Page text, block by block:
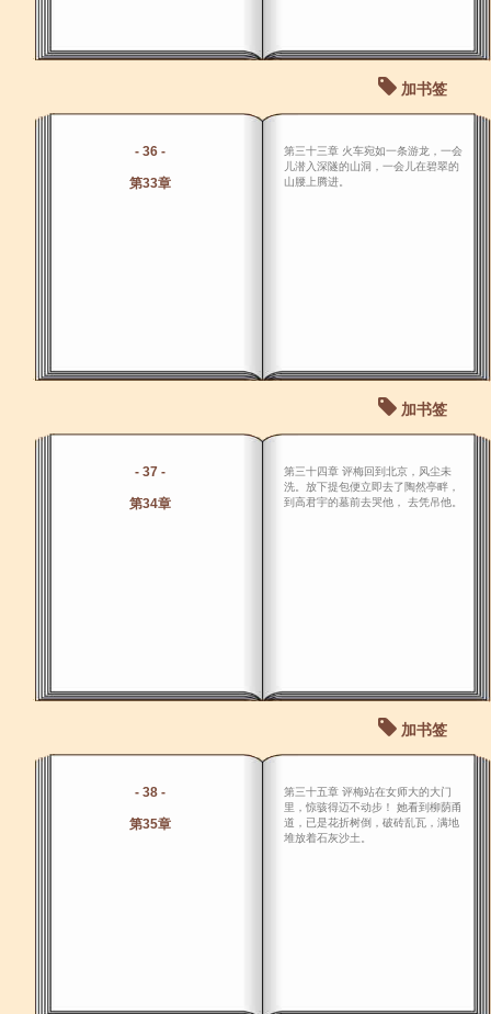
加书签
- 36 -
第33章
第三十三章 火车宛如一条游龙，一会
儿潜入深隧的山洞，一会儿在碧翠的
山腰上腾进。
加书签
- 37 -
第34章
第三十四章 评梅回到北京，风尘未
洗。放下提包便立即去了陶然亭畔，
到高君宇的墓前去哭他， 去凭吊他。
加书签
- 38 -
第35章
第三十五章 评梅站在女师大的大门
里，惊骇得迈不动步！ 她看到柳荫甬
道，已是花折树倒，破砖乱瓦，满地
堆放着石灰沙土。